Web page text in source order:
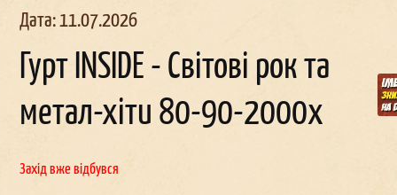
Дата: 11.07.2026
Гурт INSIDE - Світові рок та
метал-хіти 80-90-2000х
Захід вже відбувся
в Корпоратив в